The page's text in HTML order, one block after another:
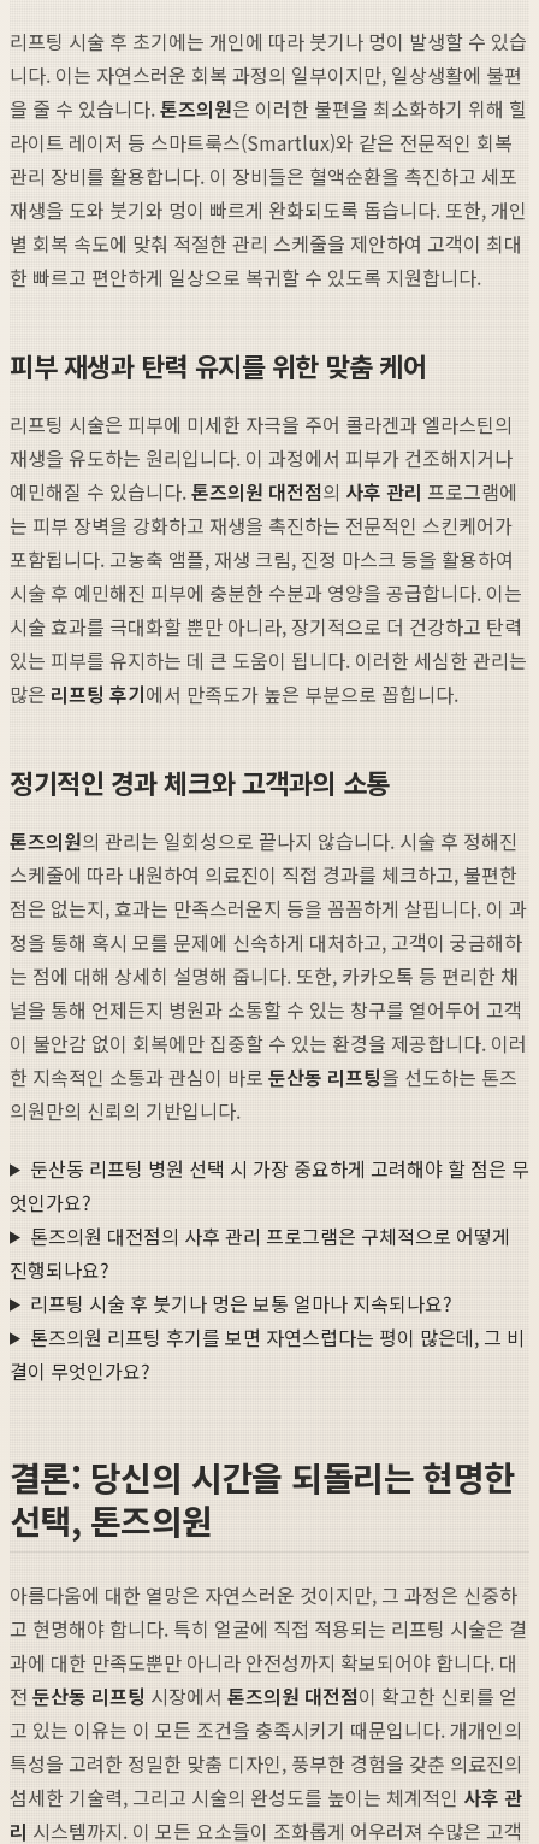
리프팅 시술 후 초기에는 개인에 따라 붓기나 멍이 발생할 수 있습
니다. 이는 자연스러운 회복 과정의 일부이지만, 일상생활에 불편
을 줄 수 있습니다.톤즈의원은 이러한 불편을 최소화하기 위해 힐
라이트 레이저 등 스마트룩스(Smartlux)와 같은 전문적인 회복
관리 장비를 활용합니다. 이 장비들은 혈액순환을 촉진하고 세포
재생을 도와 붓기와 멍이 빠르게 완화되도록 돕습니다. 또한, 개인
별 회복 속도에 맞춰 적절한 관리 스케줄을 제안하여 고객이 최대
한 빠르고 편안하게 일상으로 복귀할 수 있도록 지원합니다.
피부 재생과 탄력 유지를 위한 맞춤 케어
리프팅 시술은 피부에 미세한 자극을 주어 콜라겐과 엘라스틴의
재생을 유도하는 원리입니다. 이 과정에서 피부가 건조해지거나
예민해질 수 있습니다.톤즈의원 대전점의 사후 관리 프로그램에
는 피부 장벽을 강화하고 재생을 촉진하는 전문적인 스킨케어가
포함됩니다. 고농축 앰플, 재생 크림, 진정 마스크 등을 활용하여
시술 후 예민해진 피부에 충분한 수분과 영양을 공급합니다. 이는
시술 효과를 극대화할 뿐만 아니라, 장기적으로 더 건강하고 탄력
있는 피부를 유지하는 데 큰 도움이 됩니다. 이러한 세심한 관리는
많은 리프팅 후기에서 만족도가 높은 부분으로 꼽힙니다.
정기적인 경과 체크와 고객과의 소통
톤즈의원의 관리는 일회성으로 끝나지 않습니다. 시술 후 정해진
스케줄에 따라 내원하여 의료진이 직접 경과를 체크하고, 불편한
점은 없는지, 효과는 만족스러운지 등을 꼼꼼하게 살핍니다. 이 과
정을 통해 혹시 모를 문제에 신속하게 대처하고, 고객이 궁금해하
는 점에 대해 상세히 설명해 줍니다. 또한, 카카오톡 등 편리한 채
널을 통해 언제든지 병원과 소통할 수 있는 창구를 열어두어 고객
이 불안감 없이 회복에만 집중할 수 있는 환경을 제공합니다. 이러
한 지속적인 소통과 관심이 바로 둔산동 리프팅을 선도하는 톤즈
의원만의 신뢰의 기반입니다.
둔산동 리프팅 병원 선택 시 가장 중요하게 고려해야 할 점은 무
엇인가요?
톤즈의원 대전점의 사후 관리 프로그램은 구체적으로 어떻게
진행되나요?
리프팅 시술 후 붓기나 멍은 보통 얼마나 지속되나요?
톤즈의원 리프팅 후기를 보면 자연스럽다는 평이 많은데, 그 비
결이 무엇인가요?
결론: 당신의 시간을 되돌리는 현명한
선택, 톤즈의원
아름다움에 대한 열망은 자연스러운 것이지만, 그 과정은 신중하
고 현명해야 합니다. 특히 얼굴에 직접 적용되는 리프팅 시술은 결
과에 대한 만족도뿐만 아니라 안전성까지 확보되어야 합니다. 대
전 둔산동 리프팅 시장에서 톤즈의원 대전점이 확고한 신뢰를 얻
고 있는 이유는 이 모든 조건을 충족시키기 때문입니다. 개개인의
특성을 고려한 정밀한 맞춤 디자인, 풍부한 경험을 갖춘 의료진의
섬세한 기술력, 그리고 시술의 완성도를 높이는 체계적인 사후 관
리 시스템까지. 이 모든 요소들이 조화롭게 어우러져 수많은 고객